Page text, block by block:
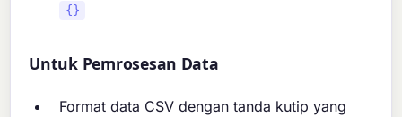
{}
Untuk Pemrosesan Data
Format data CSV dengan tanda kutip yang